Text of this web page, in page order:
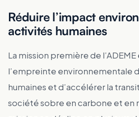
Réduire l’impact
activités humaines
La mission première de
l’empreinte environnementale
humaines et d’accélérer la
société sobre en carbone et en